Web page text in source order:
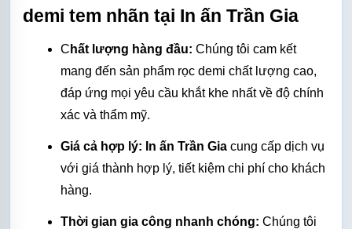
demi tem nhãn tại In ấn Trần Gia
C hất lượng hàng đầu: Chúng tôi cam kết
mang đến sản phẩm rọc demi chất lượng cao,
đáp ứng mọi yêu cầu khắt khe nhất về độ chính
xác và thẩm mỹ.
Giá cả hợp lý: In ấn Trần Gia cung cấp dịch vụ
với giá thành hợp lý, tiết kiệm chi phí cho khách
hàng.
Thời gian gia công nhanh chóng: Chúng tôi